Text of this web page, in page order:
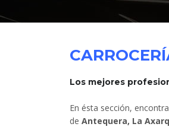
Los mejores
En ésta sección,
de Antequera, La